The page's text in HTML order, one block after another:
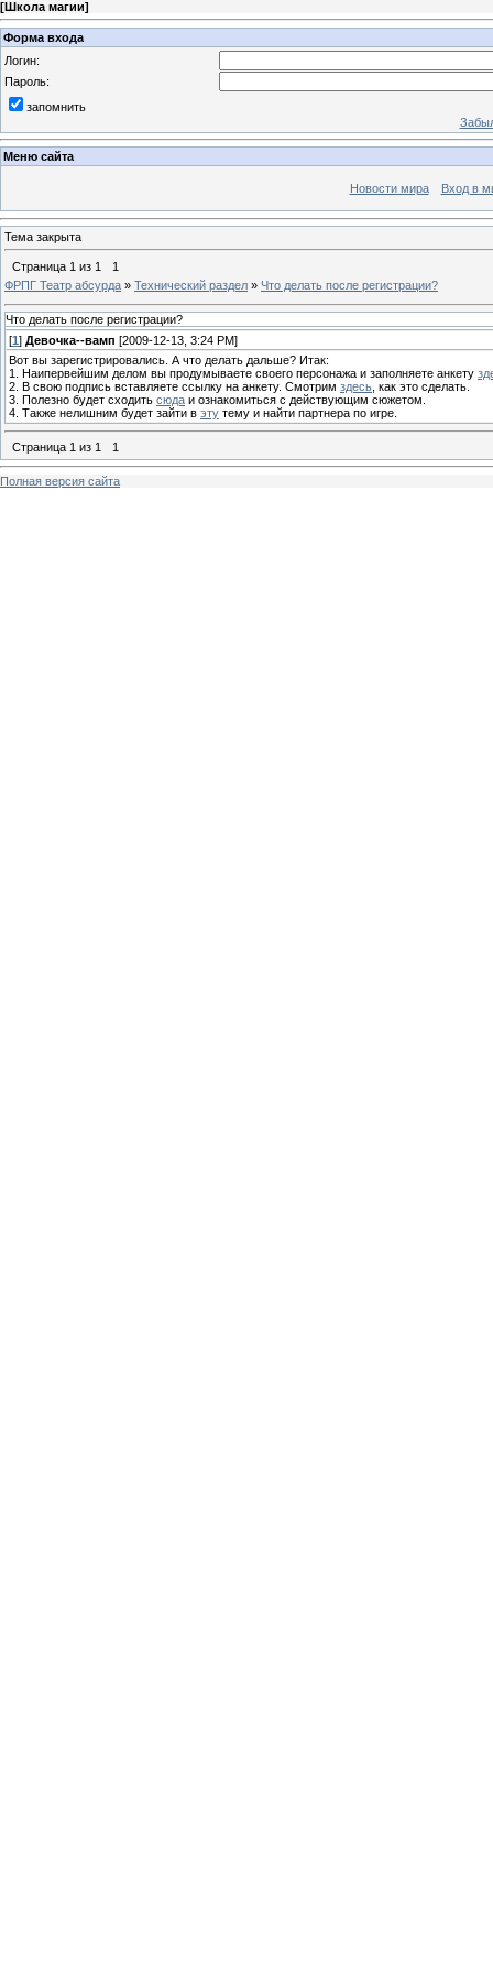
[Школа магии]
Форма входа
Логин:
Пароль:
запомнить
Меню сайта
Новости мира Вход в
Тема закрыта
Страница 1 из 1
1
ФРПГ Театр абсурда » Технический раздел » Что делать после регистрации?
Что делать после регистрации?
[1 ] Девочка--вамп [2009-12-13, 3:24 PM]
Вот вы зарегистрировались. А что делать дальше? Итак:
1. Наипервейшим делом вы продумываете своего персонажа и заполняете анкету
2. В свою подпись вставляете ссылку на анкету. Смотрим здесь , как это сделать.
3. Полезно будет сходить сюда и ознакомиться с действующим сюжетом.
4. Также нелишним будет зайти в эту тему и найти партнера по игре.
Страница 1 из 1 1
Полная версия сайта